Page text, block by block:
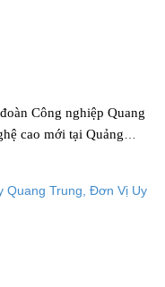
Công nghiệp Quang
cao mới tại Quảng